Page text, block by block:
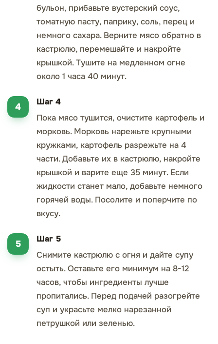
бульон, прибавьте вустерский соус,
томатную пасту, паприку, соль, перец и
немного сахара. Верните мясо обратно в
кастрюлю, перемешайте и накройте
крышкой. Тушите на медленном огне
около 1 часа 40 минут.
Шаг 4
Пока мясо тушится, очистите картофель и
морковь. Морковь нарежьте крупными
кружками, картофель разрежьте на 4
части. Добавьте их в кастрюлю, накройте
крышкой и варите еще 35 минут. Если
жидкости станет мало, добавьте немного
горячей воды. Посолите и поперчите по
вкусу.
Шаг 5
Снимите кастрюлю с огня и дайте супу
остыть. Оставьте его минимум на 8-12
часов, чтобы ингредиенты лучше
пропитались. Перед подачей разогрейте
суп и украсьте мелко нарезанной
петрушкой или зеленью.